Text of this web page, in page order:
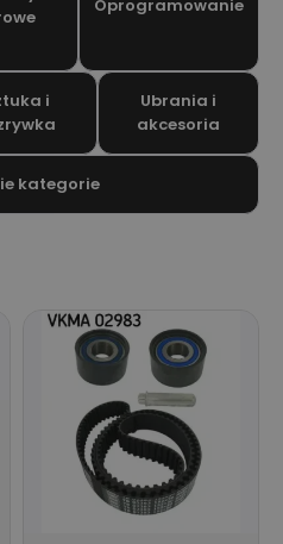
Oprogramowanie
i
Ubrania i
akcesoria
kategorie